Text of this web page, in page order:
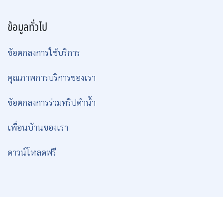
ข้อมูลทั่วไป
ข้อตกลงการใช้บริการ
คุณภาพการบริการของเรา
ข้อตกลงการร่วมทริปดำน้ำ
เพื่อนบ้านของเรา
ดาวน์โหลดฟรี